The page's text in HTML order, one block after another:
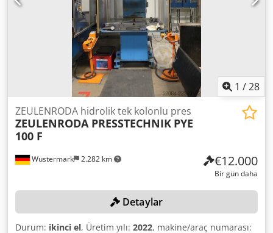
1 /28
Wustermark 2.282 km
ZEULENRODA hidrolik tek kolonlu pres
ZEULENRODA PRESSTECHNIK PYE
100 F
€12.000
Bir gün daha
Detaylar
Durum: ikinci el, Üretim yılı: 2022, makine/araç numarası: